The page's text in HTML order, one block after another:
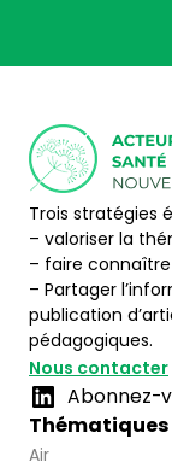
Trois stratégies
– valoriser la
– faire
– Partager
publication
pédagogiques.
Nous contacter
Abonnez-
Thématiques
Air